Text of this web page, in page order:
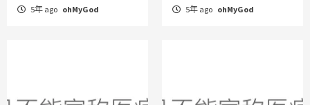
5年 ago ohMyGod 5年 ago ohMyGod